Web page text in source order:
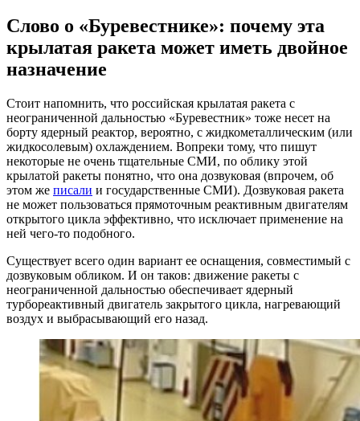
Слово о «Буревестнике»: почему эта
крылатая ракета может иметь двойное
назначение
Стоит напомнить, что российская крылатая ракета с
неограниченной дальностью «Буревестник» тоже несет на
борту ядерный реактор, вероятно, с жидкометаллическим (или
жидкосолевым) охлаждением. Вопреки тому, что пишут
некоторые не очень тщательные СМИ, по облику этой
крылатой ракеты понятно, что она дозвуковая (впрочем, об
этом же писали и государственные СМИ). Дозвуковая ракета
не может пользоваться прямоточным реактивным двигателям
открытого цикла эффективно, что исключает применение на
ней чего-то подобного.
Существует всего один вариант ее оснащения, совместимый с
дозвуковым обликом. И он таков: движение ракеты с
неограниченной дальностью обеспечивает ядерный
турбореактивный двигатель закрытого цикла, нагревающий
воздух и выбрасывающий его назад.